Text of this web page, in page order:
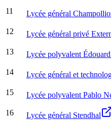
11 Lycée général
12 Lycée général privé
13 Lycée polyvalent
14 Lycée général et
15 Lycée polyvalent Pablo
16 Lycée général Stendhal